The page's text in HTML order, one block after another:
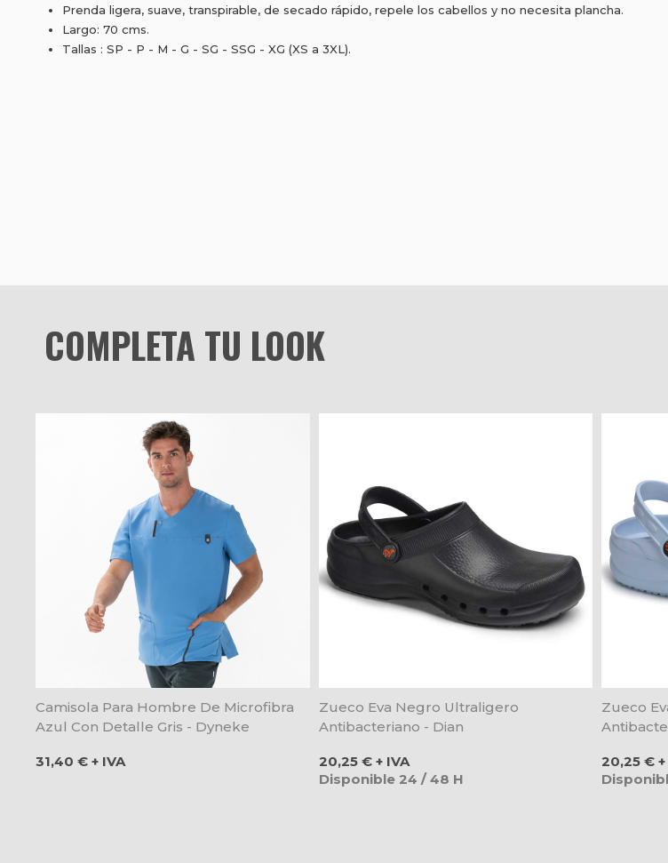
Prenda ligera, suave, transpirable, de secado rápido, repele los cabellos y no necesita plancha.
Largo: 70 cms.
Tallas : SP - P - M - G - SG - SSG - XG (XS a 3XL).
COMPLETA TU LOOK
Camisola Para Hombre De Microfibra
Azul Con Detalle Gris - Dyneke
Precio
31,40 € + IVA
Zueco Eva Negro Ultraligero
Antibacteriano - Dian
Precio
20,25 € + IVA
Disponible 24 / 48 H
Zueco
Precio
20,25 € +